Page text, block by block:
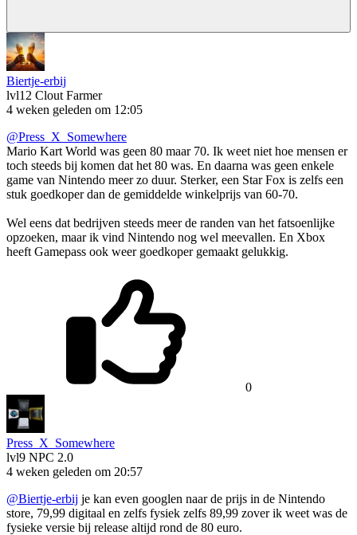
Biertje-erbij
lvl12 Clout Farmer
4 weken geleden om 12:05
@Press_X_Somewhere
Mario Kart World was geen 80 maar 70. Ik weet niet hoe mensen er
toch steeds bij komen dat het 80 was. En daarna was geen enkele
game van Nintendo meer zo duur. Sterker, een Star Fox is zelfs een
stuk goedkoper dan de gemiddelde winkelprijs van 60-70.
Wel eens dat bedrijven steeds meer de randen van het fatsoenlijke
opzoeken, maar ik vind Nintendo nog wel meevallen. En Xbox
heeft Gamepass ook weer goedkoper gemaakt gelukkig.
0
Press_X_Somewhere
lvl9 NPC 2.0
4 weken geleden om 20:57
@Biertje-erbij je kan even googlen naar de prijs in de Nintendo
store, 79,99 digitaal en zelfs fysiek zelfs 89,99 zover ik weet was de
fysieke versie bij release altijd rond de 80 euro.